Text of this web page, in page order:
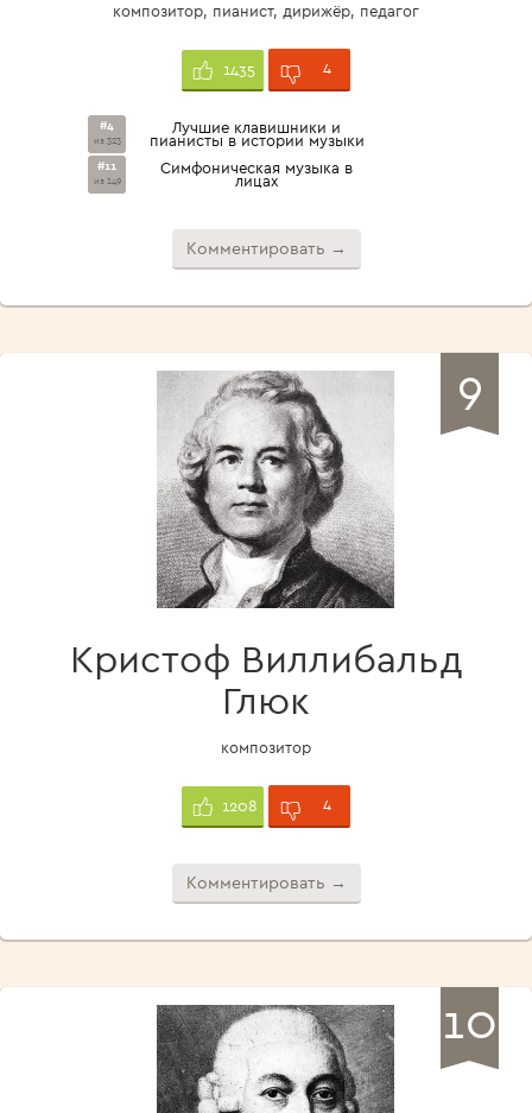
композитор, пианист, дирижёр, педагог
1435 4
#4
из 323
Лучшие клавишники и
пианисты в истории музыки
#11
из 149
Симфоническая музыка в
лицах
Комментировать →
9
Кристоф Виллибальд
Глюк
композитор
1208 4
Комментировать →
10